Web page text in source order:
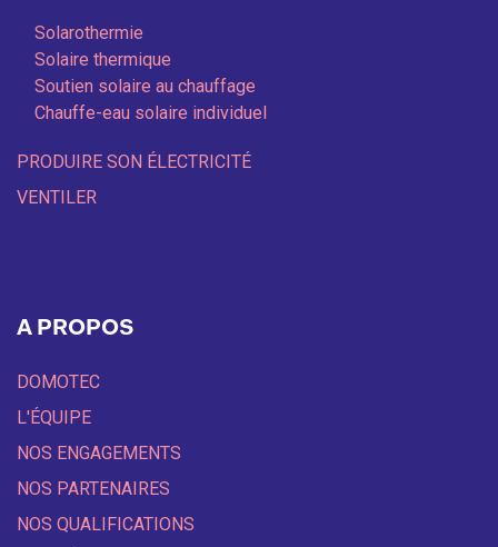
Solarothermie
Solaire thermique
Soutien solaire au chauffage
Chauffe-eau solaire individuel
PRODUIRE SON ÉLECTRICITÉ
VENTILER
A PROPOS
DOMOTEC
L'ÉQUIPE
NOS ENGAGEMENTS
NOS PARTENAIRES
NOS QUALIFICATIONS